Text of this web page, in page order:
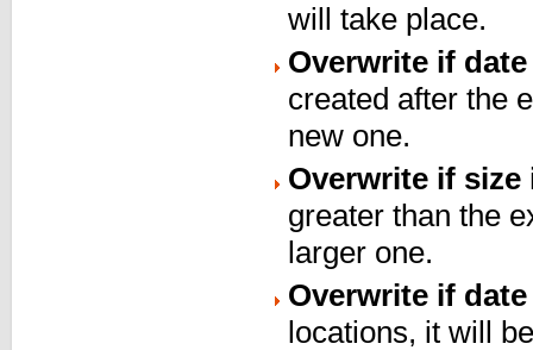
will take place.
Overwrite if
created after the
new one.
Overwrite if size
greater than the
larger one.
Overwrite if
locations, it will